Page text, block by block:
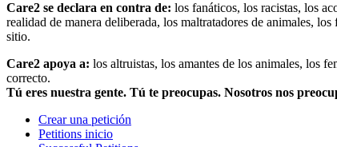
Care2 se declara en contra de: los fanáticos, los racistas, los
realidad de manera deliberada, los maltratadores de animales,
sitio.
Care2 apoya a: los altruistas, los amantes de los animales, los
correcto.
Tú eres nuestra gente. Tú te preocupas. Nosotros nos
Crear una petición
Petitions inicio